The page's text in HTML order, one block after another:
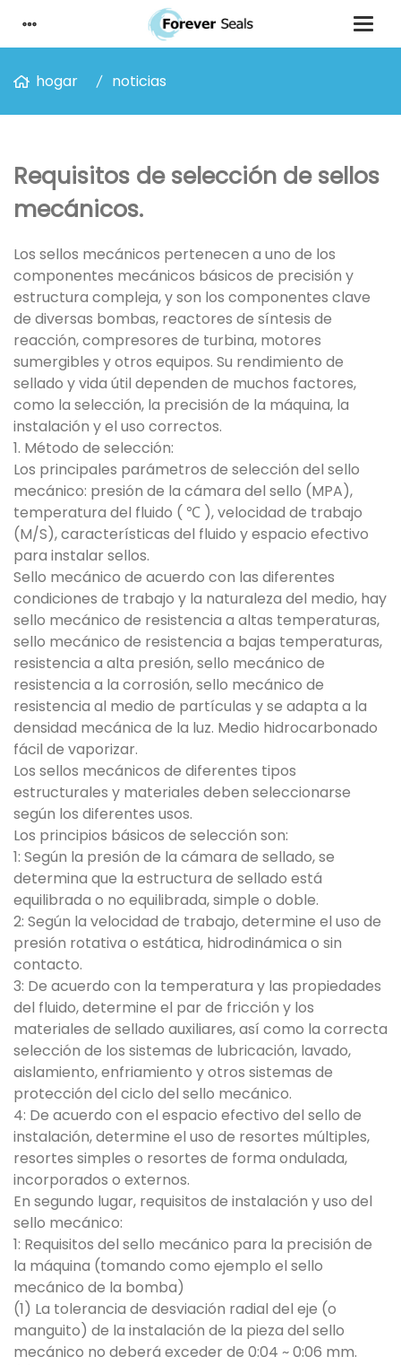
hogar noticias
Requisitos de selección de sellos
mecánicos.
Los sellos mecánicos pertenecen a uno de los
componentes mecánicos básicos de precisión y
estructura compleja, y son los componentes clave
de diversas bombas, reactores de síntesis de
reacción, compresores de turbina, motores
sumergibles y otros equipos. Su rendimiento de
sellado y vida útil dependen de muchos factores,
como la selección, la precisión de la máquina, la
instalación y el uso correctos.
1. Método de selección:
Los principales parámetros de selección del sello
mecánico: presión de la cámara del sello (MPA),
temperatura del fluido ( ℃ ), velocidad de trabajo
(M/S), características del fluido y espacio efectivo
para instalar sellos.
Sello mecánico de acuerdo con las diferentes
condiciones de trabajo y la naturaleza del medio, hay
sello mecánico de resistencia a altas temperaturas,
sello mecánico de resistencia a bajas temperaturas,
resistencia a alta presión, sello mecánico de
resistencia a la corrosión, sello mecánico de
resistencia al medio de partículas y se adapta a la
densidad mecánica de la luz. Medio hidrocarbonado
fácil de vaporizar.
Los sellos mecánicos de diferentes tipos
estructurales y materiales deben seleccionarse
según los diferentes usos.
Los principios básicos de selección son:
1: Según la presión de la cámara de sellado, se
determina que la estructura de sellado está
equilibrada o no equilibrada, simple o doble.
2: Según la velocidad de trabajo, determine el uso de
presión rotativa o estática, hidrodinámica o sin
contacto.
3: De acuerdo con la temperatura y las propiedades
del fluido, determine el par de fricción y los
materiales de sellado auxiliares, así como la correcta
selección de los sistemas de lubricación, lavado,
aislamiento, enfriamiento y otros sistemas de
protección del ciclo del sello mecánico.
4: De acuerdo con el espacio efectivo del sello de
instalación, determine el uso de resortes múltiples,
resortes simples o resortes de forma ondulada,
incorporados o externos.
En segundo lugar, requisitos de instalación y uso del
sello mecánico:
1: Requisitos del sello mecánico para la precisión de
la máquina (tomando como ejemplo el sello
mecánico de la bomba)
(1) La tolerancia de desviación radial del eje (o
manguito) de la instalación de la pieza del sello
mecánico no deberá exceder de 0:04 ~ 0:06 mm.